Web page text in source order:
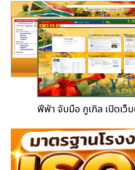
ฟีฟ่า จับมือ กูเกิล เปิดเว็บ